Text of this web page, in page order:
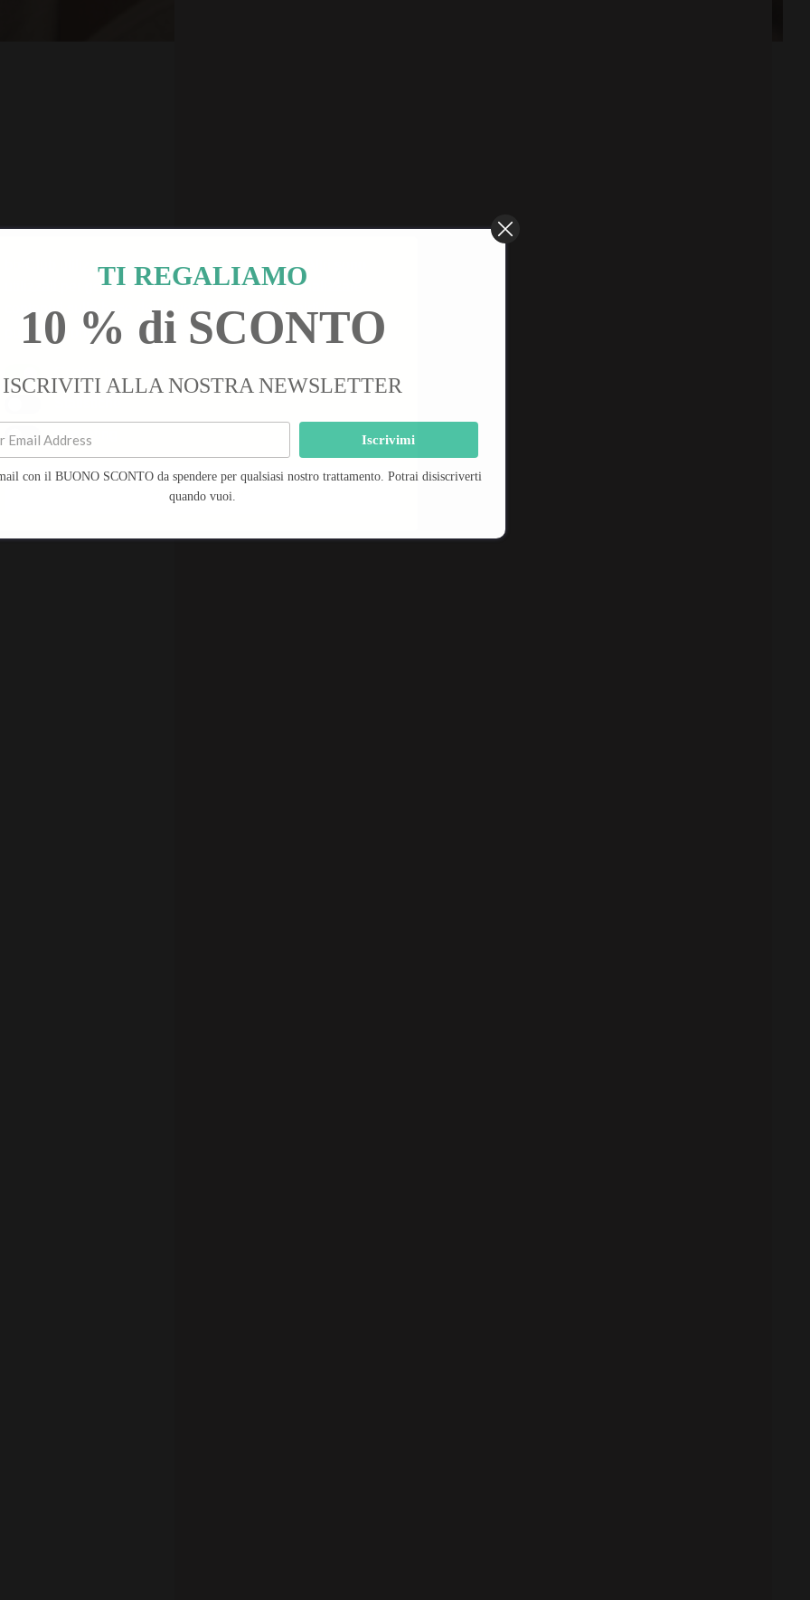
bb-Club utilizza cookie. Alcuni sono necessari. Altri sono
utilizzati per generare statistiche del sito, personalizzare
contenuti sulla base delle tue preferenze e fornirti le
pubblicità online più importanti. Leggi tutto
Marketing
Salva preferenze
TI REGALIAMO
10 % di SCONTO
ISCRIVITI ALLA NOSTRA NEWSLETTER
Iscrivimi
con il BUONO SCONTO da spendere per qualsiasi nostro trattamento. Potrai disiscriverti
quando vuoi.